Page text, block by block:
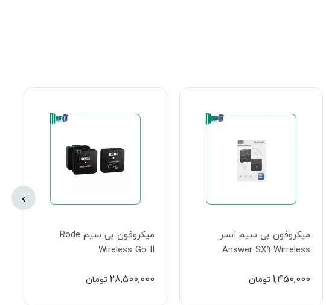
میکروفون بی سیم Rode
Wireless Go II
28,500,000 تومان
میکروفون بی‌سیم هالی لند
Hollyland LARK MAX Duo 2-
System (2.4 GHz, Black)
35,500,000 تومان
›